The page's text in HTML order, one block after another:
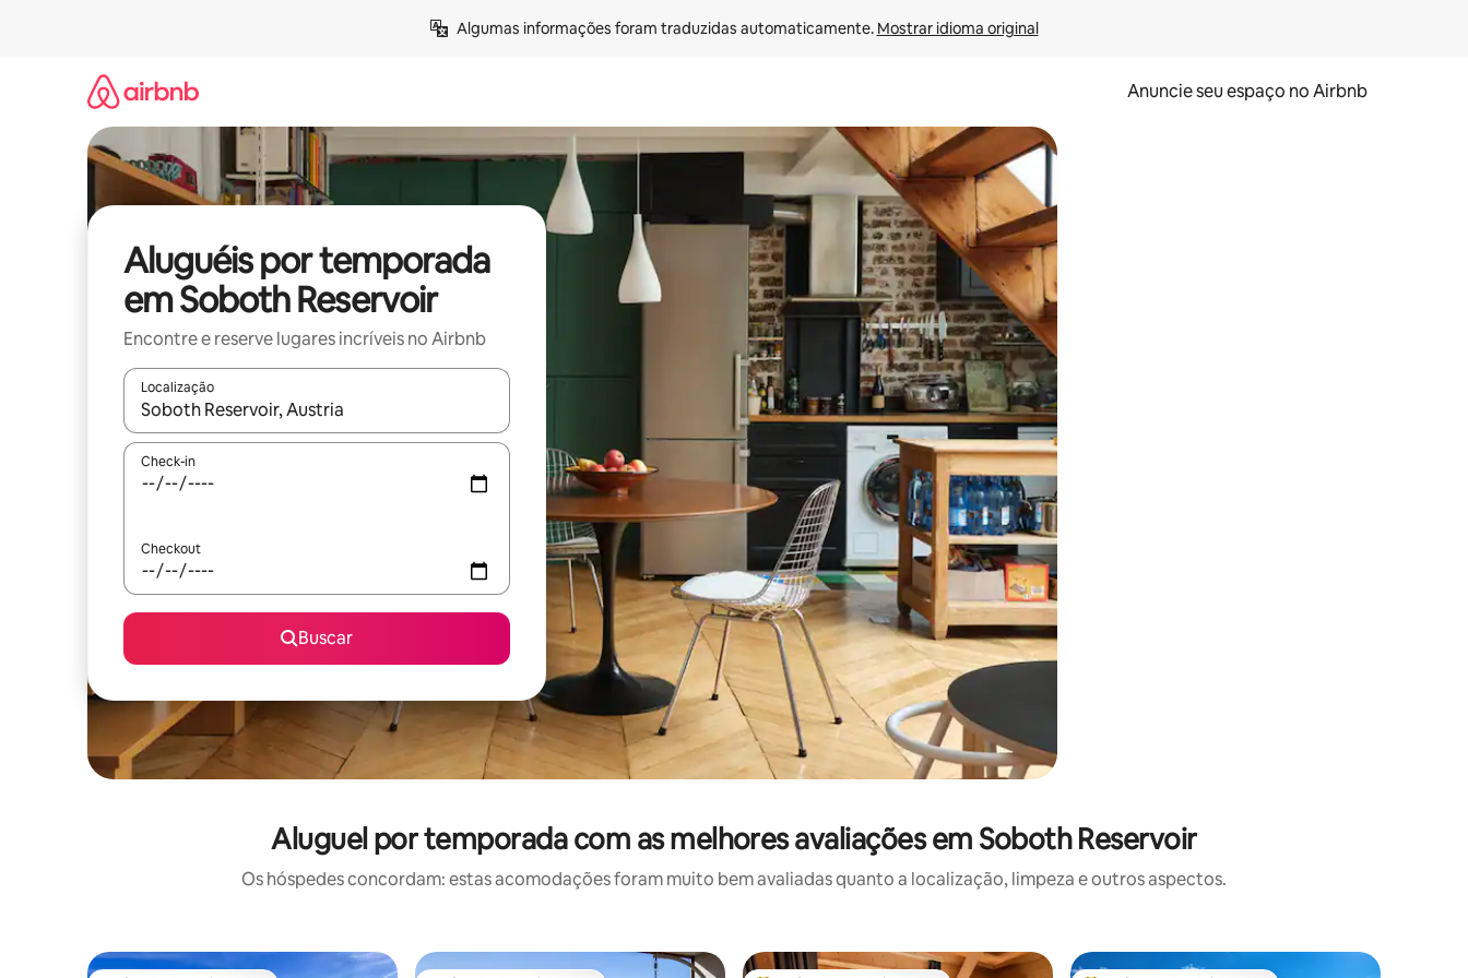
Algumas informações foram traduzidas automaticamente. Mostrar idioma original
Anuncie seu espaço no Airbnb
Aluguéis por temporada
em Soboth Reservoir
Encontre e reserve lugares incríveis no Airbnb
Localização
Quando os resultados estiverem disponíveis, explore-os usando as seta para cima e para baixo do teclado ou tocando e deslizando o dedo na tela.
Check-in
Checkout
Buscar
Aluguel por temporada com as melhores avaliações em Soboth Reservoir
Os hóspedes concordam: estas acomodações foram muito bem avaliadas quanto a localização, limpeza e outros aspectos.